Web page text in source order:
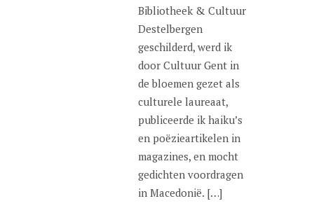
Bibliotheek & Cultuur
Destelbergen
geschilderd, werd ik
door Cultuur Gent in
de bloemen gezet als
culturele laureaat,
publiceerde ik haiku’s
en poëzieartikelen in
magazines, en mocht
gedichten voordragen
in Macedonië. […]